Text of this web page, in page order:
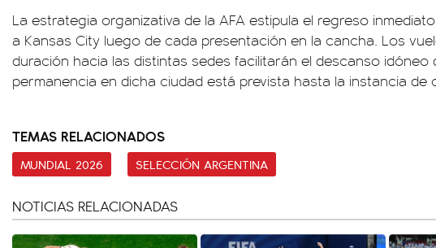
La estrategia organizativa de la AFA estipula el regreso
a Kansas City luego de cada presentación en la cancha. Los
duración hacia las distintas sedes facilitarán el descanso idóneo
permanencia en dicha ciudad está prevista hasta la instancia de
TEMAS RELACIONADOS
MUNDIAL 2026 SELECCIÓN ARGENTINA
NOTICIAS RELACIONADAS